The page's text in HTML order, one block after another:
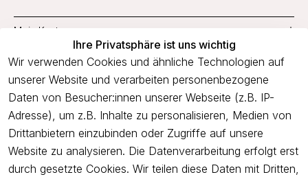
Ihre Privatsphäre ist uns wichtig
Wir verwenden Cookies und ähnliche Technologien auf
unserer Website und verarbeiten personenbezogene
Daten von Besucher:innen unserer Webseite (z.B. IP-
Adresse), um z.B. Inhalte zu personalisieren, Medien von
Drittanbietern einzubinden oder Zugriffe auf unsere
Website zu analysieren. Die Datenverarbeitung erfolgt erst
durch gesetzte Cookies. Wir teilen diese Daten mit Dritten,
Mein Konto
Service
Unternehmen
Newsletter
Freue dich über 5€ Rabatt bei deiner nächsten Bestellung und
profitiere von Angeboten.